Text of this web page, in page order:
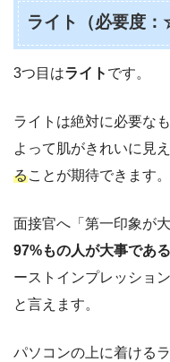
ライト（必要度
3つ目はライト です。
ライトは絶対に必要な
よって肌がきれいに見え
ることが期待できます。
面接官へ「第一印象が
97%もの人が大事であ
ーストインプレッショ
と言えます。
パソコンの上に着ける